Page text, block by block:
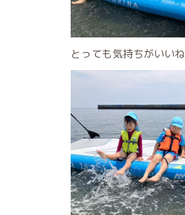
とっても気持ちがいいね